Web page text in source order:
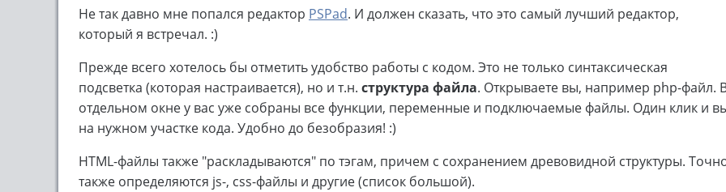
Не так давно мне попался редактор PSPad. И должен сказать, что это самый лучший редактор,
который я встречал. :)
Прежде всего хотелось бы отметить удобство работы с кодом. Это не только синтаксическая
подсветка (которая настраивается), но и т.н. структура файла. Открываете вы, например php-файл.
отдельном окне у вас уже собраны все функции, переменные и подключаемые файлы. Один клик и
на нужном участке кода. Удобно до безобразия! :)
HTML-файлы также "раскладываются" по тэгам, причем с сохранением древовидной структуры.
также определяются js-, css-файлы и другие (список большой).